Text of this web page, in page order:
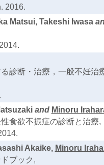
2016.
Matsui, Takeshi Iwasa
診断・治療，一般不妊治
and Minoru
食欲不振症の診断と治療,
Akaike, Minoru
ブック,